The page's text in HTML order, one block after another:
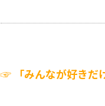
☞ 「みんなが好きだ